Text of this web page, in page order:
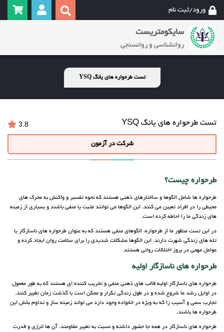
ورود/ثبت نام
سایکومتریست
روانشناسی و روانسنجی
تست طرحواره های یانگ YSQ
تست طرحواره های یانگ YSQ 3.8
شرکت در آزمون
طرحواره چیست؟
طرحواره ها شامل الگوها و ساختارهای ذهنی هستند که نحوه تفسیر و واکنش به محرک های
محیطی را در افراد تعیین می کنند. این الگوها می توانند مثبت یا منفی باشند و بسیاری از زمینه
های زندگی ما را احاطه کرده است.
در این تست منظور ما از طرحواره، الگوهای منفی هستند که به عنوان طرحواره های ناسازگار یا
تله های زندگی شهرت دارند. این الگوها مشکلات شدیدی را برای سلامت روان ایجاد کرده و
عوامل مهمی در بروز اختلالات روانی هستند.
طرحواره های ناسازگار اولیه
طرحواره های ناسازگار اولیه قالب های ذهنی منفی و تخریب کننده ای هستند که به طور معمول
در اوایل رشد ما شروع شده و در طول زندگی تکرار و ممکن است با گذشت زمان تغییر کنند.
تجارب سمی و آسیب زا که به ویژه در خانواده وجود دارد می تواند زمینه ساز و تداوم بخش این
طرحواره ها باشند.
طرحواره های ناسازگار در همه جا حضور داشته و نسبت به تغییر مقاومند. آن ها انرژی و قدرت